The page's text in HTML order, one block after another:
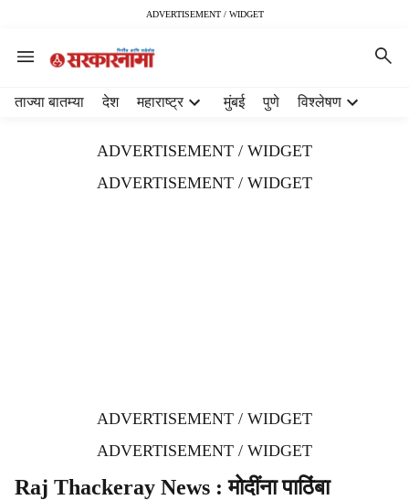
ADVERTISEMENT / WIDGET
ताज्या बातम्या देश महाराष्ट्र मुंबई पुणे विश्लेषण
ADVERTISEMENT / WIDGET
ADVERTISEMENT / WIDGET
ADVERTISEMENT / WIDGET
ADVERTISEMENT / WIDGET
Raj Thackeray News : मोदींना पाठिंबा